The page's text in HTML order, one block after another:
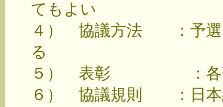
てもよい
４） 協議方法 ：予選
る
５） 表彰 ：各部
６） 協議規則 ：日本